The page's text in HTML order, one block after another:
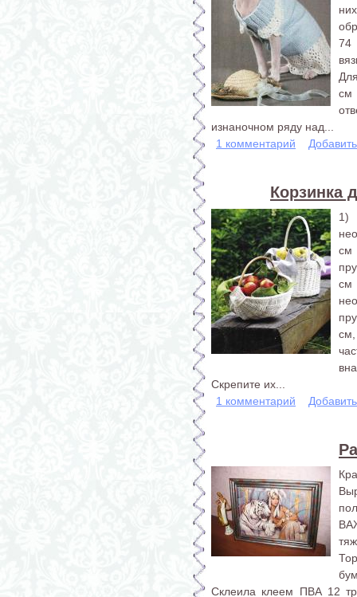
74
см
изнаночном ряду над...
1 комментарий
Корзинка
1)
см
см
Скрепите их...
1 комментарий
Склеила клеем ПВА 12